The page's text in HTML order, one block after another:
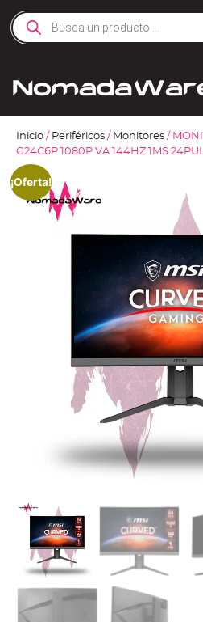
Inicio / Periféricos / Monitores /
G24C6P 1080P VA 144HZ 1MS
¡Oferta!